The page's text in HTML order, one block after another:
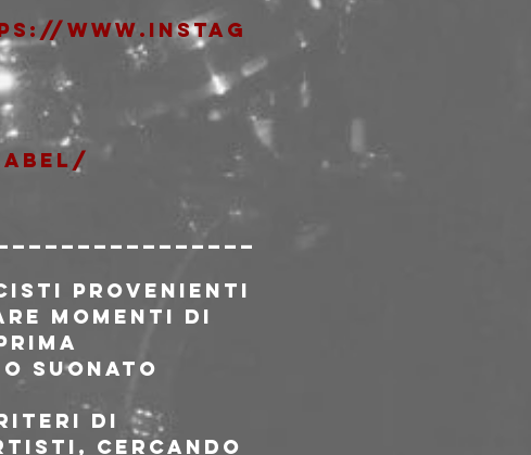
www.instag
provenienti
momenti di
suonato
di
cercando